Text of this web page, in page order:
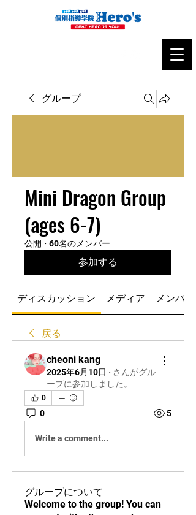
グループ
Mini Dragon Group
(ages 6-7)
公開 · 60名のメンバー
参加する
ディスカッション メディア メンバー
戻る
cheoni kang
2025年6月10日 · さんがグル
ープに参加しました。
0
0 5
Write a comment...
グループについて
Welcome to the group! You can